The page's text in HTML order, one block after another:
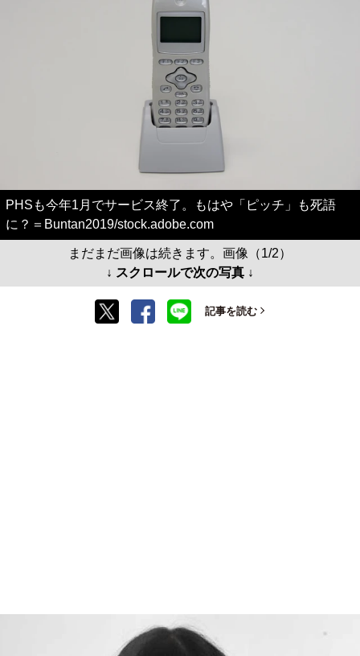
PHSも今年1月でサービス終了。もはや「ピッチ」も死語
に？＝Buntan2019/stock.adobe.com
まだまだ画像は続きます。画像（1/2）
↓ スクロールで次の写真 ↓
記事を読む